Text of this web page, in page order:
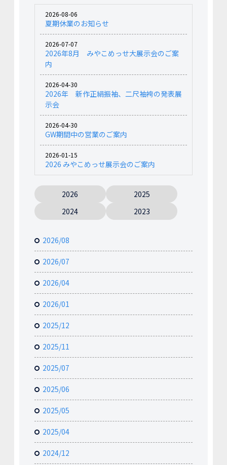
2026-08-06
夏期休業のお知らせ
2026-07-07
2026年8月 みやこめっせ大展示会のご案
内
2026-04-30
2026年 新作正絹振袖、二尺袖袴の発表展
示会
2026-04-30
GW期間中の営業のご案内
2026-01-15
2026 みやこめっせ展示会のご案内
2026
2025
2024
2023
2026/08
2026/07
2026/04
2026/01
2025/12
2025/11
2025/07
2025/06
2025/05
2025/04
2024/12